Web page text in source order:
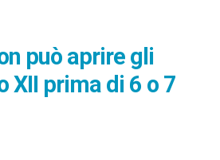
può aprire gli
XII prima di 6 o 7